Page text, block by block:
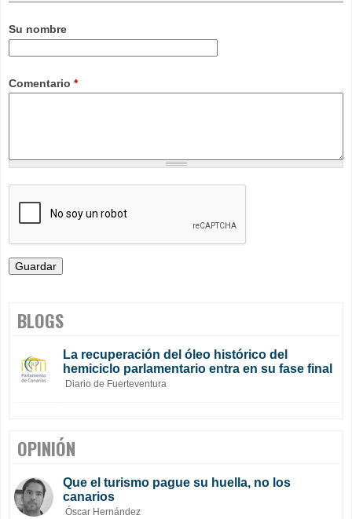
Su nombre
Comentario *
BLOGS
La recuperación del óleo histórico del
hemiciclo parlamentario entra en su fase final
Diario de Fuerteventura
OPINIÓN
Que el turismo pague su huella, no los
canarios
Óscar Hernández